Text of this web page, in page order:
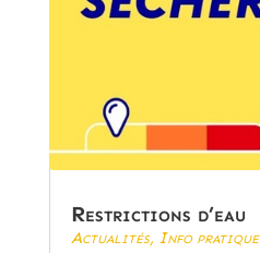
Restrictions d’eau
Actualités, Info pratique